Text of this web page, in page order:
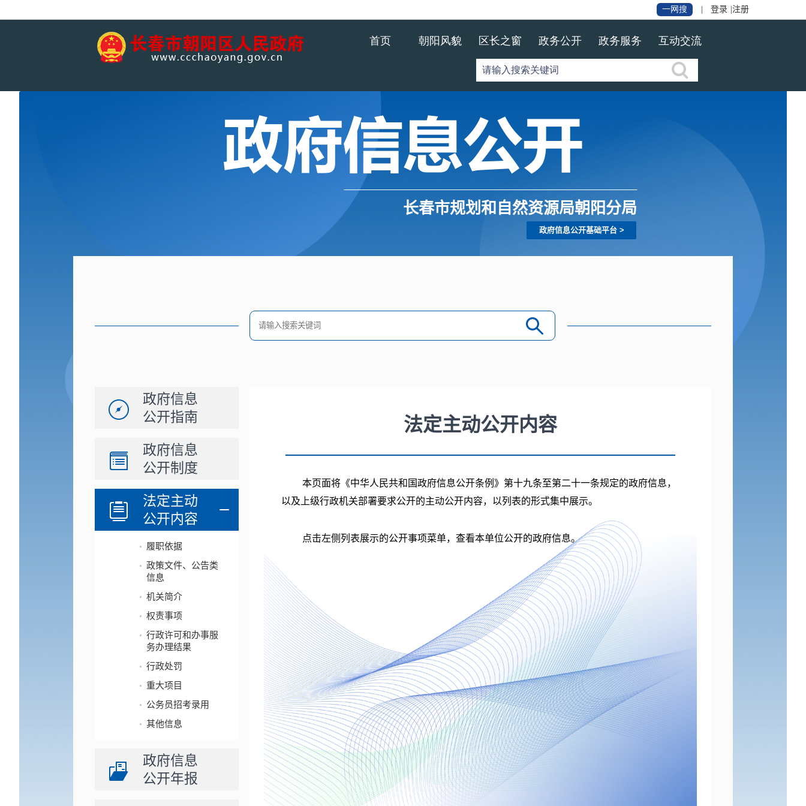
登录 注册
长春市规划和自然资源局朝阳分局
政府信息公开基础平台>
政府信息
公开指南
政府信息
公开制度
法定主动
公开内容
履职依据
政策文件、公告类
信息
机关简介
权责事项
行政许可和办事服
务办理结果
行政处罚
重大项目
公务员招考录用
其他信息
政府信息
公开年报
法定主动公开内容
本页面将《中华人民共和国政府信息公开条例》第十九条至第二十一条规定的政府信息，
以及上级行政机关部署要求公开的主动公开内容，以列表的形式集中展示。
点击左侧列表展示的公开事项菜单，查看本单位公开的政府信息。